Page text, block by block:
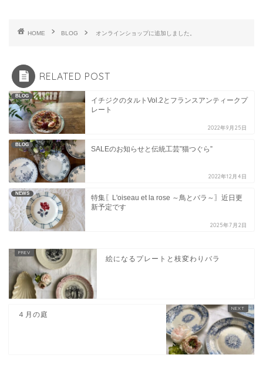
HOME BLOG オンラインショップに追加しました。
RELATED POST
BLOG
イチジクのタルトVol.2とフランスアンティークプ
レート
2022年9月25日
BLOG
SALEのお知らせと伝統工芸”猫つぐら”
2022年12月4日
NEWS
特集〖L'oiseau et la rose ～鳥とバラ～〗近日更
新予定です
2025年7月2日
絵になるプレートと枝変わりバラ
４月の庭